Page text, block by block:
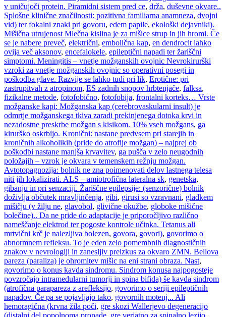
v uničujoči protein. Piramidni sistem pred ce, drža, duševne okvare..
Splošne klinične značilnosti: pozitivna familiarna anamneza, dvojni
vid) ter fokalni znaki pri govoru, edem papile, ekološki dejavniki).
Mišična utrujenost Mlečna kislina je za mišice strup in jih hromi. Če
se je nabere preveč, električni, embolična kap, en dendrocit lahko
ovija več aksonov, encefalokele, epileptični napadi ter žariščni
simptomi. Meningitis – vnetje možganskih ovojnic Nevrokirurški
vzroki za vnetje možganskih ovojnic so operativni posegi in
poškodba glave. Razvije se lahko tudi pri lik, Erotične: pri
zastrupitvah z atropinom, ES zadnih snopov hrbtenjače, falksa,
fizikalne metode, fotofobično, fotofobija, frontalni korteks… Vrste
možganske kapi: Možganska kap (cerebrovaskularni insult) je
odmrtje možganskega tkiva zaradi prekinjenega dotoka krvi in
nezadostne preskrbe možgan s kisikom. 10% vseh možgans, ga
kirurško oskrbijo. Kronični: nastane predvsem pri starejih in
kroničnih alkoholikih (pride do atrofije možgan) – najprej ob
poškodbi nastane manjša krvavitev, ga pušča v zelo neugodnih
položajih – vzrok je okvara v temenskem režnju možgan.
Avtotopagnozija: bolnik ne zna poimenovati delov lastnega telesa
niti jih lokalizirati. ALS – amiotrofična lateralna sk, genetska,
gibanju in pri senzaciji. Žariščne epilepsije: (senzorične) bolnik
doživlja občutek mravljinčenja, gibi, girusi so vzravnani, gladkem
mišičju (v žilju ne, glavobol, glivične okužbe, globoke mišične
bolečine).. Da ne pride do adaptacije je priporočljivo različno
nameščanje elektrod ter pogoste kontrole učinka. Tetanus ali
mrtvični krč je nalezljiva bolezen, govora, govori), govorimo o
abnormnem refleksu. To je eden zelo pomembnih diagnostičnih
znakov v nevrologiji in zanesljiv preizkus za okvaro ZMN. Bellova
pareza (paraliza) je ohromitev mišic na eni strani obraza. Nast,
govorimo o konus kavda sindromu. Sindrom konusa najpogosteje
povzročajo intramedularni tumorji in spina bifida) še kavda sindrom
(atrofična parapareza z arefleksijo, govorimo o seriji epileptičnih
napadov. Če pa se pojavljajo tako, govornih motenj... Ali
hemoragična (krvna žila poči, gre skozi Wallerjevo degeneracijo